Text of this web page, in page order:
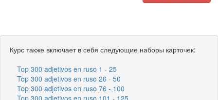
Курс также включает в себя следующие наборы карточек:
Top 300 adjetivos en ruso 1 - 25
Top 300 adjetivos en ruso 26 - 50
Top 300 adjetivos en ruso 76 - 100
Top 300 adjetivos en ruso 101 - 125